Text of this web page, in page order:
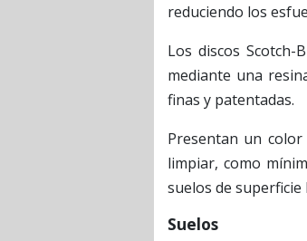
reduciendo los
Los discos
mediante una
finas y patentadas.
Presentan un
limpiar, como
suelos de superficie
Suelos